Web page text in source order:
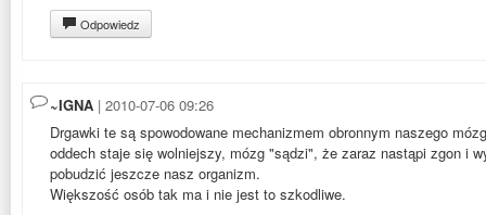
Odpowiedz
~IGNA | 2010-07-06 09:26
Drgawki te są spowodowane mechanizmem obronnym naszego
oddech staje się wolniejszy, mózg "sądzi", że zaraz nastąpi zgon i
pobudzić jeszcze nasz organizm.
Większość osób tak ma i nie jest to szkodliwe.